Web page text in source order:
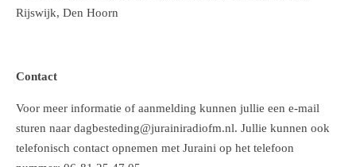
Rijswijk, Den Hoorn
Contact
Voor meer informatie of aanmelding kunnen jullie een e-mail
sturen naar dagbesteding@jurainiradiofm.nl. Jullie kunnen ook
telefonisch contact opnemen met Juraini op het telefoon